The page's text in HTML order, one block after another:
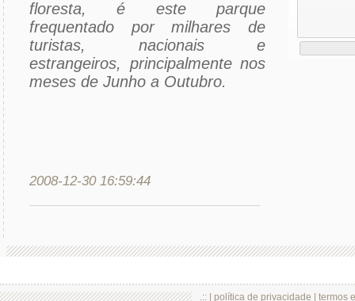
floresta, é este parque
frequentado por milhares de
turistas, nacionais e
estrangeiros, principalmente nos
meses de Junho a Outubro.
2008-12-30 16:59:44
.:: | política de privacidade termos